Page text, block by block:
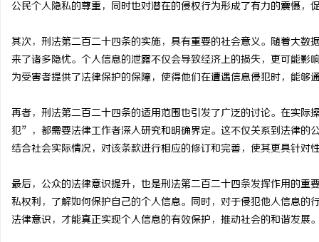
公民个人隐私的尊重，同时也对潜在的侵权行为形成了有力的震慑，
其次，刑法第二百二十四条的实施，具有重要的社会意义。随着大
来了诸多隐忧。个人信息的泄露不仅会导致经济上的损失，更可能
为受害者提供了法律保护的保障，使得他们在遭遇信息侵犯时，能够
再者，刑法第二百二十四条的适用范围也引发了广泛的讨论。在实
犯”，都需要法律工作者深入研究和明确界定。这不仅关系到法律的
结合社会实际情况，对该条款进行相应的修订和完善，使其更具针对
最后，公众的法律意识提升，也是刑法第二百二十四条发挥作用的
私权利，了解如何保护自己的个人信息。同时，对于侵犯他人信息
法律意识，才能真正实现个人信息的有效保护，推动社会的和谐发展
雕刻切割机：现代制造业的变革者 武汉配眼镜 上海配眼镜